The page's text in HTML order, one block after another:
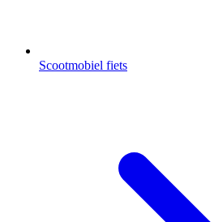
Scootmobiel fiets